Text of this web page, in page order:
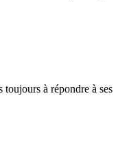
à répondre à ses